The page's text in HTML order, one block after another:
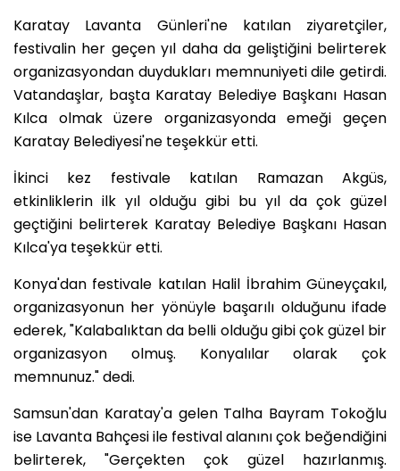
Karatay Lavanta Günleri'ne katılan ziyaretçiler,
festivalin her geçen yıl daha da geliştiğini belirterek
organizasyondan duydukları memnuniyeti dile getirdi.
Vatandaşlar, başta Karatay Belediye Başkanı Hasan
Kılca olmak üzere organizasyonda emeği geçen
Karatay Belediyesi'ne teşekkür etti.
İkinci kez festivale katılan Ramazan Akgüs,
etkinliklerin ilk yıl olduğu gibi bu yıl da çok güzel
geçtiğini belirterek Karatay Belediye Başkanı Hasan
Kılca'ya teşekkür etti.
Konya'dan festivale katılan Halil İbrahim Güneyçakıl,
organizasyonun her yönüyle başarılı olduğunu ifade
ederek, "Kalabalıktan da belli olduğu gibi çok güzel bir
organizasyon olmuş. Konyalılar olarak çok
memnunuz." dedi.
Samsun'dan Karatay'a gelen Talha Bayram Tokoğlu
ise Lavanta Bahçesi ile festival alanını çok beğendiğini
belirterek, "Gerçekten çok güzel hazırlanmış.